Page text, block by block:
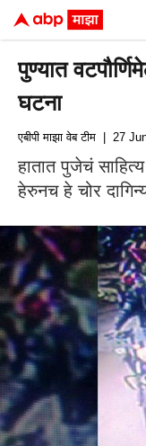
पुण्यात
घटना
एबीपी माझा वेब टीम | 27
हातात पुजेचं
हेरुनच हे चोर